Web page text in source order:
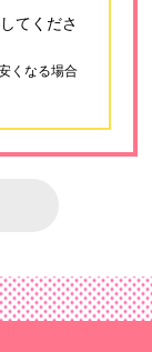
てくださ
くなる場合